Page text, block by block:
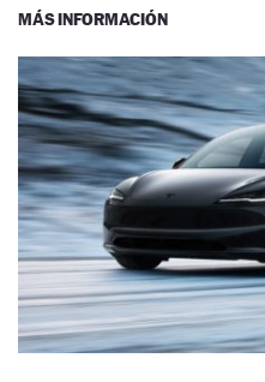
MÁS INFORMACIÓN